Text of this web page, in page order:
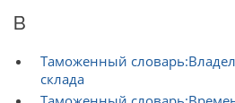
В
Таможенный
склада